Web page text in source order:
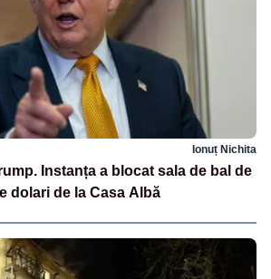
Ionuț Nichita
Instanța a blocat sala de bal de
dolari de la Casa Albă